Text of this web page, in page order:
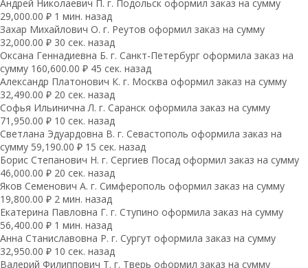
Андрей Николаевич П. г. Подольск оформил заказ на сумму
29,000.00 ₽ 1 мин. назад
Захар Михайлович О. г. Реутов оформил заказ на сумму
32,000.00 ₽ 30 сек. назад
Оксана Геннадиевна Б. г. Санкт-Петербург оформила заказ на
сумму 160,600.00 ₽ 45 сек. назад
Александр Платонович К. г. Москва оформил заказ на сумму
32,490.00 ₽ 20 сек. назад
Софья Ильинична Л. г. Саранск оформила заказ на сумму
71,950.00 ₽ 10 сек. назад
Светлана Эдуардовна В. г. Севастополь оформила заказ на
сумму 59,190.00 ₽ 15 сек. назад
Борис Степанович Н. г. Сергиев Посад оформил заказ на сумму
46,000.00 ₽ 20 сек. назад
Яков Семенович А. г. Симферополь оформил заказ на сумму
19,800.00 ₽ 2 мин. назад
Екатерина Павловна Г. г. Ступино оформила заказ на сумму
56,400.00 ₽ 1 мин. назад
Анна Станиславовна Р. г. Сургут оформила заказ на сумму
32,950.00 ₽ 10 сек. назад
Валерий Филиппович Т. г. Тверь оформил заказ на сумму